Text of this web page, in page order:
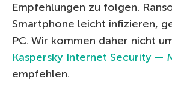
Empfehlungen zu folgen.
Smartphone leicht infizieren,
PC. Wir kommen daher nicht
Kaspersky Internet Security —
empfehlen.